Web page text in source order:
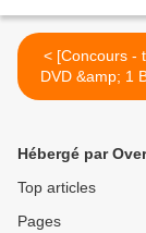
< [Concours - terminé] 1
DVD &amp; 1
film "The
Hébergé par
Top articles
Pages